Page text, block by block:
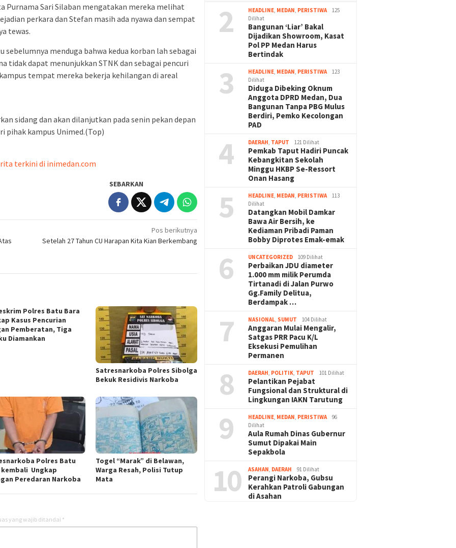
Purnama Sari Silaban mengatakan mereka melihat
perkara dan Stefan masih ada nyawa dan sempat
tewas.
menduga bahwa kedua korban lah sebagai
tidak dapat menunjukkan STNK dan sebagai pencuri
tempat mereka bekerja kehilangan di areal
sidang dan akan dilanjutkan pada senin pekan depan
pihak kampus Unimed.(Top)
terkini di inimedan.com
SEBARKAN
Pos berikutnya
Setelah 27 Tahun CU Harapan Kita Kian Berkembang
Polres Batu Bara
Kasus Pencurian
Pemberatan, Tiga
Diamankan
Satresnarkoba Polres Sibolga
Bekuk Residivis Narkoba
Polres Batu
kembali Ungkap
Peredaran Narkoba
Togel “Marak” di Belawan,
Warga Resah, Polisi Tutup
Mata
yang wajib ditandai *
2 HEADLINE, MEDAN, PERISTIWA
125
Dilihat
Bangunan ‘Liar’ Bakal
Dijadikan Showroom, Kasat
Pol PP Medan Harus
Bertindak
3 HEADLINE, MEDAN, PERISTIWA
123
Dilihat
Diduga Dibeking Oknum
Anggota DPRD Medan, Dua
Bangunan Tanpa PBG Mulus
Berdiri, Pemko Kecolongan
PAD
4 DAERAH, TAPUT 121 Dilihat
Pemkab Taput Hadiri Puncak
Kebangkitan Sekolah
Minggu HKBP Se-Ressort
Onan Hasang
5 HEADLINE, MEDAN, PERISTIWA
113
Dilihat
Datangkan Mobil Damkar
Bawa Air Bersih, ke
Kediaman Pribadi Paman
Bobby Diprotes Emak-emak
6 UNCATEGORIZED 109 Dilihat
Perbaikan JDU diameter
1.000 mm milik Perumda
Tirtanadi di Jalan Purwo
Gg.Family Delitua,
Berdampak …
7 NASIONAL, SUMUT 104 Dilihat
Anggaran Mulai Mengalir,
Satgas PRR Pacu K/L
Eksekusi Pemulihan
Permanen
8 DAERAH, POLITIK, TAPUT 101 Dilihat
Pelantikan Pejabat
Fungsional dan Struktural di
Lingkungan IAKN Tarutung
9 HEADLINE, MEDAN, PERISTIWA
96
Dilihat
Aula Rumah Dinas Gubernur
Sumut Dipakai Main
Sepakbola
10 ASAHAN, DAERAH 91 Dilihat
Perangi Narkoba, Gubsu
Kerahkan Patroli Gabungan
di Asahan